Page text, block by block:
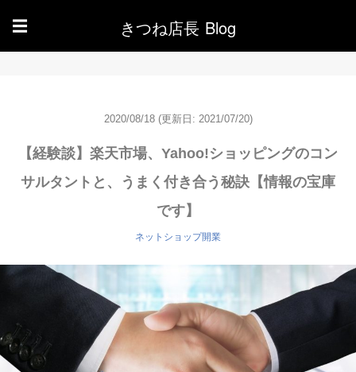
☰ きつね店長 Blog
2020/08/18 (更新日: 2021/07/20)
【経験談】楽天市場、Yahoo!ショッピングのコン
サルタントと、うまく付き合う秘訣【情報の宝庫
です】
ネットショップ開業